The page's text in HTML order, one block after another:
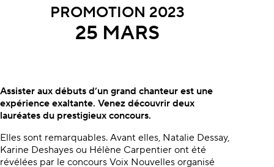
PROMOTION 2023
25 MARS
À propos du concert
Assister aux débuts d’un grand chanteur est une
expérience exaltante. Venez découvrir deux
lauréates du prestigieux concours.
Elles sont remarquables. Avant elles, Natalie Dessay,
Karine Deshayes ou Hélène Carpentier ont été
révélées par le concours Voix Nouvelles organisé